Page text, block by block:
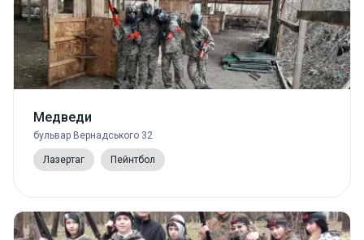
Медведи
бульвар Вернадського 32
Лазертаг Пейнтбол